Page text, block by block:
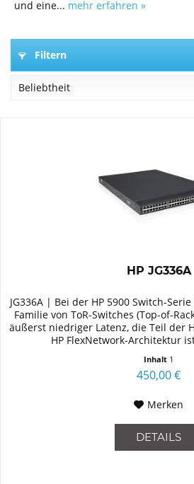
und eine... mehr erfahren »
Filtern
HP JG336A
JG336A | Bei der HP 5900 Switch-
Familie von ToR-Switches (Top-of-
äußerst niedriger Latenz, die Teil der
HP FlexNetwork-Architektur
Inhalt 1
450,00 €
Merken
DETAILS